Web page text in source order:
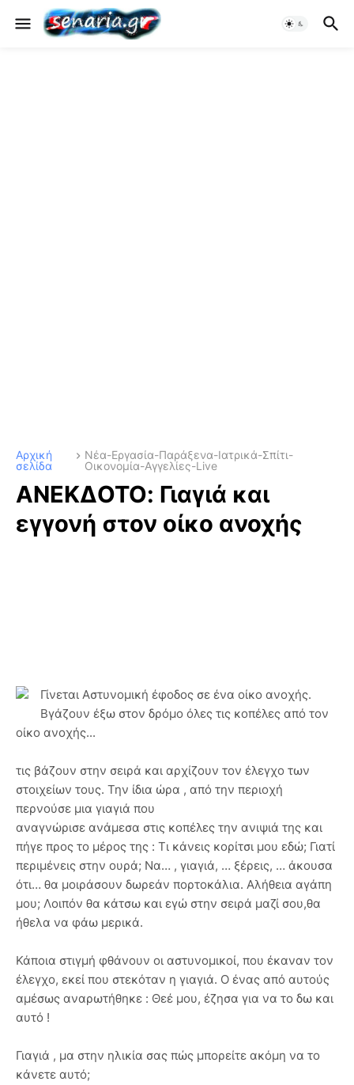
Αρχική
σελίδα
Νέα-Εργασία-Παράξενα-Ιατρικά-Σπίτι-
Οικονομία-Αγγελίες-Live
ΑΝΕΚΔΟΤΟ: Γιαγιά και
εγγονή στον οίκο ανοχής
Γίνεται Αστυνομική έφοδος σε ένα οίκο ανοχής.
Βγάζουν έξω στον δρόμο όλες τις κοπέλες από τον
οίκο ανοχής...
τις βάζουν στην σειρά και αρχίζουν τον έλεγχο των
στοιχείων τους. Την ίδια ώρα , από την περιοχή
περνούσε μια γιαγιά που
αναγνώρισε ανάμεσα στις κοπέλες την ανιψιά της και
πήγε προς το μέρος της : Τι κάνεις κορίτσι μου εδώ; Γιατί
περιμένεις στην ουρά; Να… , γιαγιά, … ξέρεις, … άκουσα
ότι… θα μοιράσουν δωρεάν πορτοκάλια. Αλήθεια αγάπη
μου; Λοιπόν θα κάτσω και εγώ στην σειρά μαζί σου,θα
ήθελα να φάω μερικά.
Κάποια στιγμή φθάνουν οι αστυνομικοί, που έκαναν τον
έλεγχο, εκεί που στεκόταν η γιαγιά. Ο ένας από αυτούς
αμέσως αναρωτήθηκε : Θεέ μου, έζησα για να το δω και
αυτό !
Γιαγιά , μα στην ηλικία σας πώς μπορείτε ακόμη να το
κάνετε αυτό;